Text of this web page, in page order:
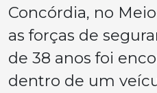
Concórdia, no
as forças de
de 38 anos foi
dentro de um